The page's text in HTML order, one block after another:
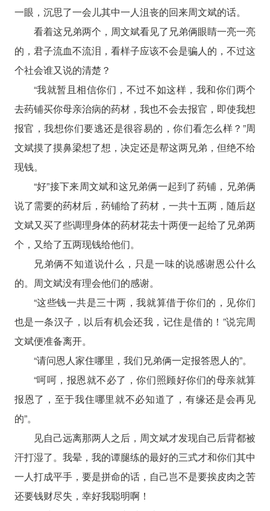
一眼，沉思了一会儿其中一人沮丧的回来周文斌的话。
看着这兄弟两个，周文斌看见了兄弟俩眼睛一亮一亮
的，君子流血不流泪，看样子应该不会是骗人的，不过这
个社会谁又说的清楚？
“我就暂且相信你们，不过不如这样，我和你们两个
去药铺买你母亲治病的药材，我也不会去报官，即使我想
报官，我想你们要逃还是很容易的，你们看怎么样？”周
文斌摸了摸鼻梁想了想，决定还是帮这两兄弟，但绝不给
现钱。
“好”接下来周文斌和这兄弟俩一起到了药铺，兄弟俩
说了需要的药材后，药铺给了药材，一共十五两，随后赵
文斌又买了些调理身体的药材花去十两便一起给了兄弟两
个，又给了五两现钱给他们。
兄弟俩不知道说什么，只是一味的说感谢恩公什么
的。周文斌没有理会他们的感谢。
“这些钱一共是三十两，我就算借于你们的，见你们
也是一条汉子，以后有机会还我，记住是借的！”说完周
文斌便准备离开。
“请问恩人家住哪里，我们兄弟俩一定报答恩人的”。
“呵呵，报恩就不必了，你们照顾好你们的母亲就算
报恩了，至于我住哪里就不必知道了，有缘还是会再见
的”。
见自己远离那两人之后，周文斌才发现自己后背都被
汗打湿了。我晕，我的谭腿练的最好的三式才和你们其中
一人打成平手，要是拼命的话，自己岂不是要挨皮肉之苦
还要钱财尽失，幸好我聪明啊！